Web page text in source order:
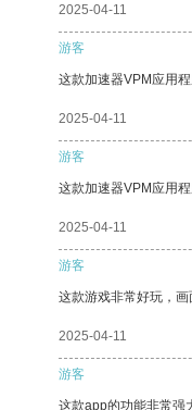
2025-04-11
游客
这款加速器VPM应用
2025-04-11
游客
这款加速器VPM应用
2025-04-11
游客
这款游戏非常好玩，画
2025-04-11
游客
这款app的功能非常强